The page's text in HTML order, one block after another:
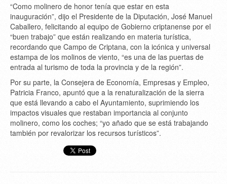
“Como molinero de honor tenía que estar en esta
inauguración”, dijo el Presidente de la Diputación, José Manuel
Caballero, felicitando al equipo de Gobierno criptanense por el
“buen trabajo” que están realizando en materia turística,
recordando que Campo de Criptana, con la icónica y universal
estampa de los molinos de viento, “es una de las puertas de
entrada al turismo de toda la provincia y de la región”.
Por su parte, la Consejera de Economía, Empresas y Empleo,
Patricia Franco, apuntó que a la renaturalización de la sierra
que está llevando a cabo el Ayuntamiento, suprimiendo los
impactos visuales que restaban importancia al conjunto
molinero, como los coches; “yo añado que se está trabajando
también por revalorizar los recursos turísticos”.